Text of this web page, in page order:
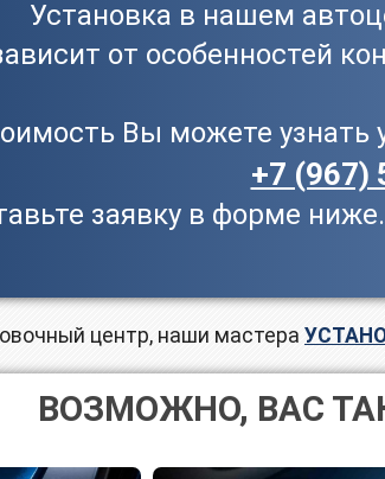
Установка в нашем
от особенностей
Вы можете узнать
+7 (967)
заявку в форме
центр, наши мастера
ВОЗМОЖНО, ВАС